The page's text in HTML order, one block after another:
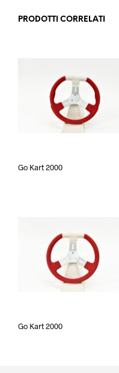
PRODOTTI CORRELATI
Go Kart 2000
Go Kart 2000